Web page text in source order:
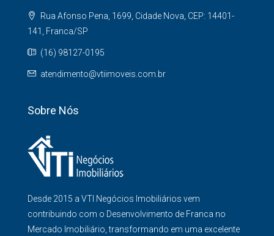
Rua Afonso Pena, 1699, Cidade Nova, CEP: 14401-
141, Franca/SP
(16) 98127-0195
atendimento@vtiimoveis.com.br
Sobre Nós
Desde 2015 a VTI Negócios Imobiliários vem
contribuindo com o Desenvolvimento de Franca no
Mercado Imobiliário, transformando em uma excelente